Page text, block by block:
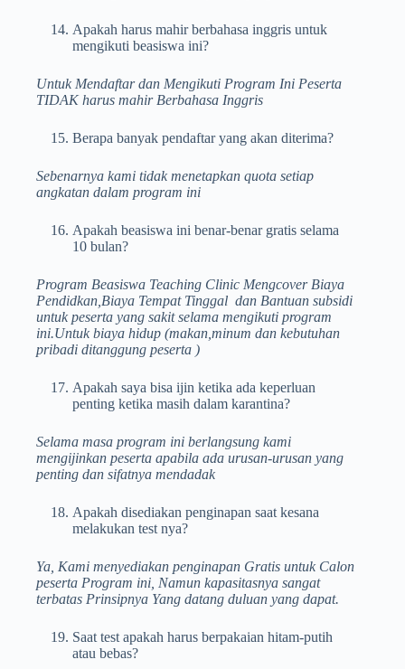
Apakah harus mahir berbahasa inggris untuk
mengikuti beasiswa ini?
Untuk Mendaftar dan Mengikuti Program Ini Peserta
TIDAK harus mahir Berbahasa Inggris
Berapa banyak pendaftar yang akan diterima?
Sebenarnya kami tidak menetapkan quota setiap
angkatan dalam program ini
Apakah beasiswa ini benar-benar gratis selama
10 bulan?
Program Beasiswa Teaching Clinic Mengcover Biaya
Pendidkan,Biaya Tempat Tinggal dan Bantuan subsidi
untuk peserta yang sakit selama mengikuti program
ini.Untuk biaya hidup (makan,minum dan kebutuhan
pribadi ditanggung peserta )
Apakah saya bisa ijin ketika ada keperluan
penting ketika masih dalam karantina?
Selama masa program ini berlangsung kami
mengijinkan peserta apabila ada urusan-urusan yang
penting dan sifatnya mendadak
Apakah disediakan penginapan saat kesana
melakukan test nya?
Ya, Kami menyediakan penginapan Gratis untuk Calon
peserta Program ini, Namun kapasitasnya sangat
terbatas Prinsipnya Yang datang duluan yang dapat.
Saat test apakah harus berpakaian hitam-putih
atau bebas?